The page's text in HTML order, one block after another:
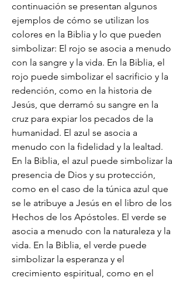
continuación se presentan algunos
ejemplos de cómo se utilizan los
colores en la Biblia y lo que pueden
simbolizar: El rojo se asocia a menudo
con la sangre y la vida. En la Biblia, el
rojo puede simbolizar el sacrificio y la
redención, como en la historia de
Jesús, que derramó su sangre en la
cruz para expiar los pecados de la
humanidad. El azul se asocia a
menudo con la fidelidad y la lealtad.
En la Biblia, el azul puede simbolizar la
presencia de Dios y su protección,
como en el caso de la túnica azul que
se le atribuye a Jesús en el libro de los
Hechos de los Apóstoles. El verde se
asocia a menudo con la naturaleza y la
vida. En la Biblia, el verde puede
simbolizar la esperanza y el
crecimiento espiritual, como en el